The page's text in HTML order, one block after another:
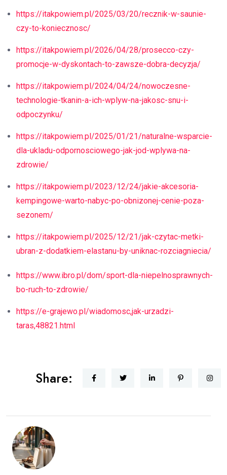
https://itakpowiem.pl/2025/03/20/recznik-w-saunie-
czy-to-koniecznosc/
https://itakpowiem.pl/2026/04/28/prosecco-czy-
promocje-w-dyskontach-to-zawsze-dobra-decyzja/
https://itakpowiem.pl/2024/04/24/nowoczesne-
technologie-tkanin-a-ich-wplyw-na-jakosc-snu-i-
odpoczynku/
https://itakpowiem.pl/2025/01/21/naturalne-wsparcie-
dla-ukladu-odpornosciowego-jak-jod-wplywa-na-
zdrowie/
https://itakpowiem.pl/2023/12/24/jakie-akcesoria-
kempingowe-warto-nabyc-po-obnizonej-cenie-poza-
sezonem/
https://itakpowiem.pl/2025/12/21/jak-czytac-metki-
ubran-z-dodatkiem-elastanu-by-uniknac-rozciagniecia/
https://www.ibro.pl/dom/sport-dla-niepelnosprawnych-
bo-ruch-to-zdrowie/
https://e-grajewo.pl/wiadomosc,jak-urzadzi-
taras,48821.html
Share: